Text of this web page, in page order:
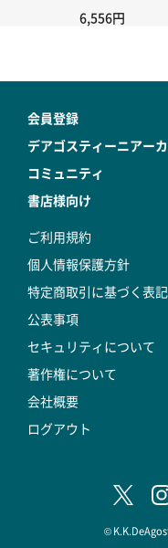
6,556円
会員登録
デアゴスティーニアー
コミュニティ
書店様向け
ご利用規約
個人情報保護方針
特定商取引に基づく表記
公表事項
セキュリティについて
著作権について
会社概要
ログアウト
©